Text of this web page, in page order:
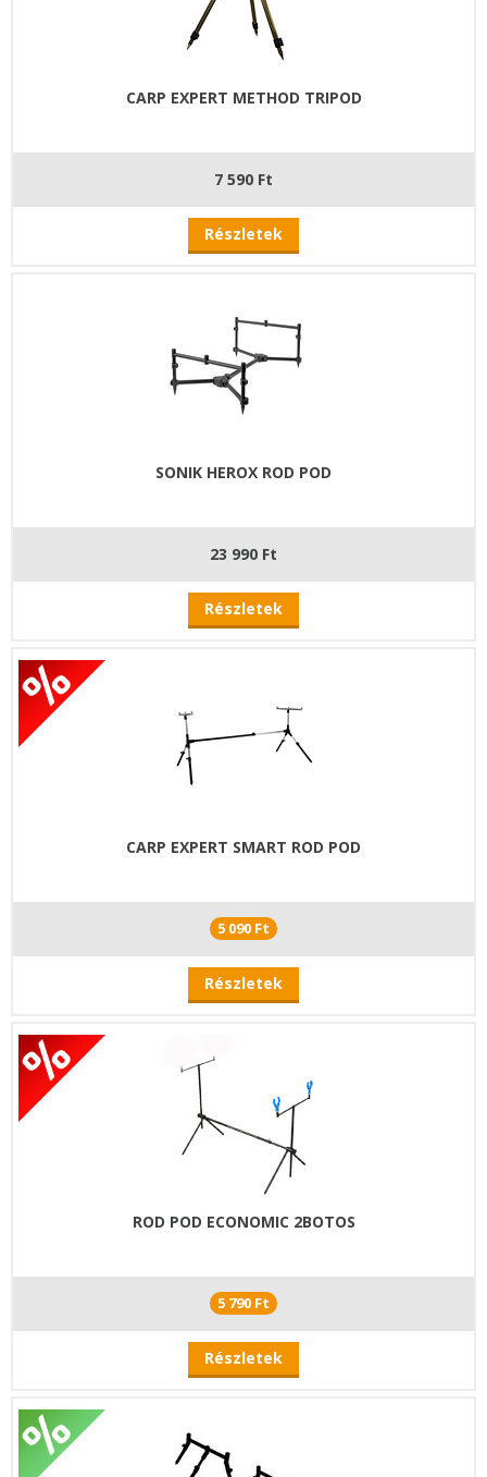
CARP EXPERT METHOD TRIPOD
7 590 Ft
Részletek
SONIK HEROX ROD POD
23 990 Ft
Részletek
CARP EXPERT SMART ROD POD
5 090 Ft
Részletek
ROD POD ECONOMIC 2BOTOS
5 790 Ft
Részletek